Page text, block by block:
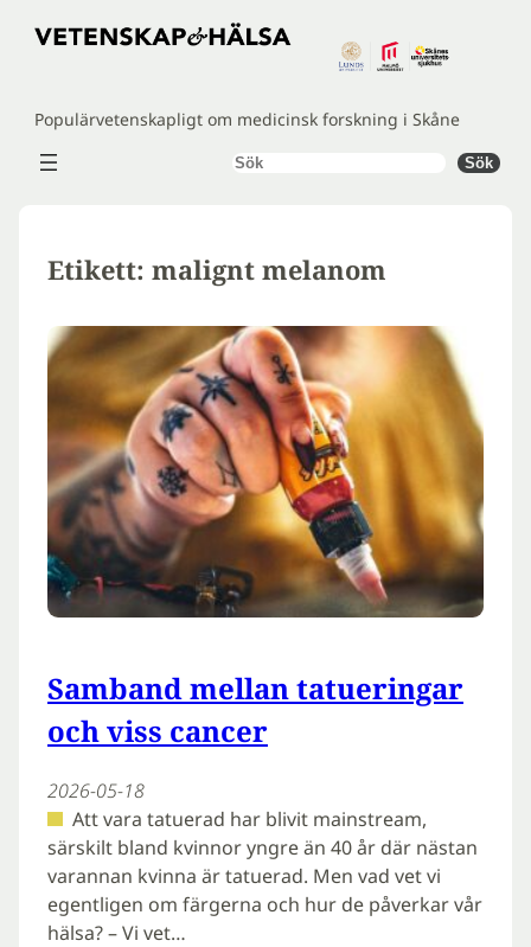
Hoppa
Populärvetenskapligt om medicinsk forskning i Skåne
Sök Sök
Etikett: malignt melanom
Samband mellan tatueringar
och viss cancer
2026-05-18
Att vara tatuerad har blivit mainstream,
särskilt bland kvinnor yngre än 40 år där nästan
varannan kvinna är tatuerad. Men vad vet vi
egentligen om färgerna och hur de påverkar vår
hälsa? – Vi vet…